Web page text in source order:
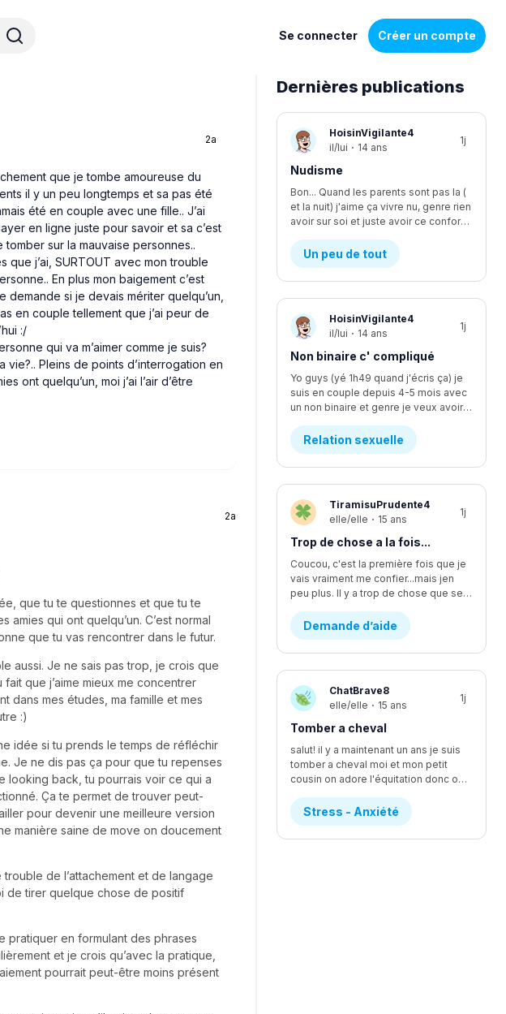
Se connecter Créer un compte
2a
que je tombe amoureuse du
il y un peu longtemps et sa pas été
été en couple avec une fille.. J’ai
en ligne juste pour savoir et sa c’est
sur la mauvaise personnes..
que j’ai, SURTOUT avec mon trouble
En plus mon baigement c’est
si je devais mériter quelqu’un,
en couple tellement que j’ai peur de
:/
qui va m’aimer comme je suis?
Pleins de points d’interrogation en
ont quelqu’un, moi j’ai l’air d’être
2a
que tu te questionnes et que tu te
qui ont quelqu’un. C’est normal
que tu vas rencontrer dans le futur.
aussi. Je ne sais pas trop, je crois que
que j’aime mieux me concentrer
dans mes études, ma famille et mes
:)
idée si tu prends le temps de réfléchir
Je ne dis pas ça pour que tu repenses
looking back, tu pourrais voir ce qui a
Ça te permet de trouver peut-
pour devenir une meilleure version
manière saine de move on doucement
de l’attachement et de langage
de tirer quelque chose de positif
pratiquer en formulant des phrases
et je crois qu’avec la pratique,
pourrait peut-être moins présent
Dernières publications
Liste
de
discussions
HoisinVigilante4
il/lui · 14 ans
1j
Nudisme
Bon... Quand les parents sont pas la (
et la nuit) j'aime ça vivre nu, genre rien
avoir sur soi et juste avoir ce confort, je suis le seul à être nudiste... Et je fais kwa pour les voisins?
Un peu de tout
HoisinVigilante4
il/lui · 14 ans
1j
Non binaire c' compliqué
Yo guys (yé 1h49 quand j'écris ça) je
suis en couple depuis 4-5 mois avec
un non binaire et genre je veux avoir des relations avec iel mais iel est pas sur d'être prêt, ça fait quelques temps qu'y commence à vouloir faire plus... L'affaire c que je me sens comme si je l'écoutais pas assez mais finalement je suis trop à l'écoute. Moi ça fait longtemps que je veux faire ma première fois avec iel, j'y est déjà pris les seins mais mtn iel veux plus, rendu la jsp kwa faire... J'y dit quoi pour lui demander pk iel veux plus me laisser les toucher?
Relation sexuelle
TiramisuPrudente4
elle/elle · 15 ans
1j
Trop de chose a la fois...
Coucou, c'est la première fois que je
vais vraiment me confier...mais jen
peu plus. Il y a trop de chose que se passe en même temps...en se moment, je suis en procès contre un pédophile... j'étais supposer aller lire une lettre devant la cour il y a deux semaines environ, mais ça été reporter au dans deux mois. Encore. Ça fsit 2 ans que c'est reporter chaque fois. Moi jetais enfin prête a passer par dessus...mais c'est encore loin d'être fini et ça va juste me stresser encore plus. J'ai aussi été victims d'un viol d'un ami proche. Ça aussi sa failli partir en procès et c'était stressant parce que j'avais plein dappel par rapport a sa de pleins de personnes. Ma mère m'explicais pas bien les nouvelles par rapport a sa, se qui me faisait croire pleins d'affaires qui était fausse. Sinon, je change d'école cette année, pour mon secondaire 4. Je vais dans une école ou je ne suis pas vraiment apprecier, sans trop savoir pourquoi...je vais perdre tout mes amis et de sec 1 à sec 3 sa été les seuls années dans une seule école de tout ma vie. Lintidimation reviens de plus en plus...J'ai l'impression de redevenir comme avant...celle qui ce noyait dans le négatif a toute situation. J'ai vraiment changer aujourd'hui, sauf que j'ai trop l'impression de redevenir celle que j'étais...J'ai recommencer a me scarifier, alors que sa fais au moins des mois et des mois que je ne lavais pas fait....je ne sais plus du tout quoi faire...merci de m'avoir lu, c'est très apprecier 🤍
Demande d’aide
ChatBrave8
elle/elle · 15 ans
1j
Tomber a cheval
salut! il y a maintenant un ans je suis
tomber a cheval moi et mon petit
cousin on adore l'équitation donc on a fait un quand de jour d'équitation et c'était vraiment le fun j'avait un cheval que je m'étai vraiment beaucoup attacher mais se cheval avien comme réputation de faire tomber les personne mais je l'avait déjà monte lundi et tout ce bien passer et j'ai réussi a pas tomber lundi que mon cheval ( jessie) a essaie de le faire et je réussi a le contrôler donc j'ai demander a la prof si je pouvais la monter et elle a accepter mais le mercredi de la semaine je tomber depuis que je suis toute petite J'ADORAIS LES CHEVEUX mais quand je suis tomber je n'arrivait plus a respire pendent au moins une bonne grosse minute j'ai eu un étirement du loberais dans le dos ou un truc comme ca au début je n'arrivais vraiment pas a me lever les monitrice mon dit de me mettre sur le coter et de prendre le temps pour me relever j'ai eu un rendez-vous chez le chiro et elle ma dit que je pouvez pas remonter avent 2 jour si sa me faisait plus mal mais je ne suis pas remonter mais je voulais voir si Jessie était correct donc je suis aller mais je n'ai pas monter Mais la sa fais un ans et je sais pas il a une parti de moi qui veut vraiment remonter mais l'autre a vraiment peur et sa me STRESS ENORMEMENT donc si vous avais de conseille je suis preneusedesoler pour le faute d'ortoragphe et ja pas tout dit le detaille mais les plus importent
Stress - Anxiété